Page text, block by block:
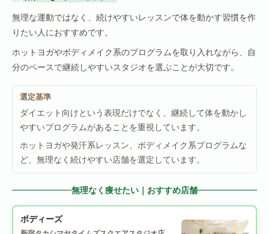
無理な運動ではなく、続けやすいレッスンで体を動かす習慣を作
りたい人におすすめです。
ホットヨガやボディメイク系のプログラムを取り入れながら、自
分のペースで継続しやすいスタジオを選ぶことが大切です。
選定基準
ダイエット向けという表現だけでなく、継続して体を動かし
やすいプログラムがあることを重視しています。
ホットヨガや発汗系レッスン、ボディメイク系プログラムな
ど、無理なく続けやすい店舗を選定しています。
無理なく痩せたい｜おすすめ店舗
ボディーズ